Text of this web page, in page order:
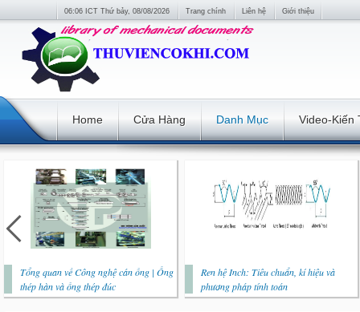
06:06 ICT Thứ bảy, 08/08/2026 Trang chính Liên hệ Giới thiệu
Home Cửa Hàng Danh Mục Video-Kiến
Tổng quan về Công nghệ cán ống | Ống
thép hàn và ống thép đúc
Ren hệ Inch: Tiêu chuẩn, kí hiệu và
phương pháp tính toán